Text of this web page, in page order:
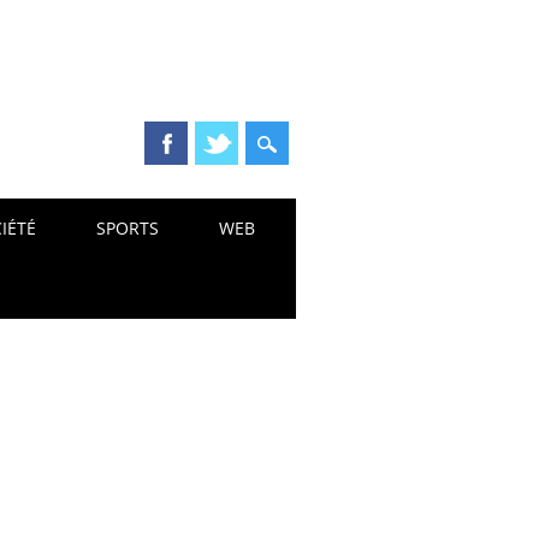
SPORTS WEB